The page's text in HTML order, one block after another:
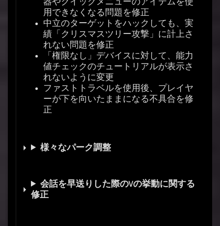
器やクイックメニューのアイテムを使
用できなくなる問題を修正
中立のターゲットをハックしても、実
績「クリスマスツリー攻撃」に計上さ
れない問題を修正
「権限なし」デバイスに対して、能力
値チェックのチュートリアルが表示さ
れないように変更
ファストトラベルを使用後、プレイヤ
ーが下を向いたままになる不具合を修
正
様々なパーク調整
会話を早送りした際のVの挙動に関する
修正